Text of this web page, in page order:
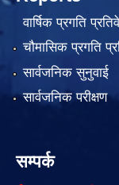
वार्षिक प्रगति
चौमासिक प्रगति
सार्वजनिक सुनुवाई
सार्वजनिक परीक्षण
सम्पर्क